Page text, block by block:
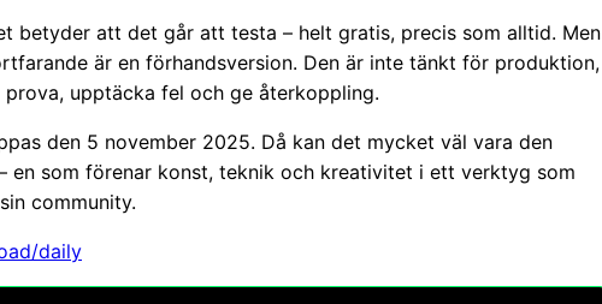
betyder att det går att testa – helt gratis, precis som alltid. Men
är en förhandsversion. Den är inte tänkt för produktion,
upptäcka fel och ge återkoppling.
den 5 november 2025. Då kan det mycket väl vara den
en som förenar konst, teknik och kreativitet i ett verktyg som
community.
daily